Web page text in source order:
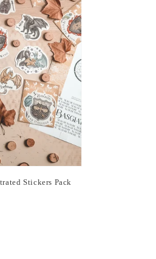
Stickers Pack